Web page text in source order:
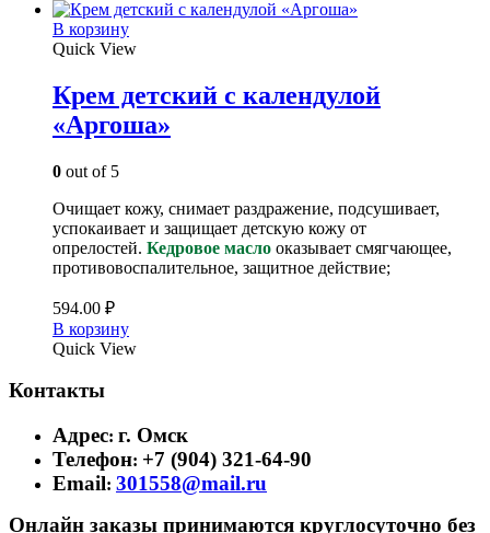
В корзину
Quick View
Крем детский с календулой
«Аргоша»
0 out of 5
Очищает кожу, снимает раздражение, подсушивает,
успокаивает и защищает детскую кожу от
опрелостей. Кедровое масло оказывает смягчающее,
противовоспалительное, защитное действие;
594.00 ₽
В корзину
Quick View
Контакты
Адрес: г. Омск
Телефон: +7 (904) 321-64-90
Email: 301558@mail.ru
Онлайн заказы принимаются круглосуточно без